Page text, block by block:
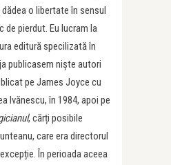
o libertate în sensul
de pierdut. Eu lucram la
editură specilizată în
publicasem niște autori
pe James Joyce cu
Ivănescu, în 1984, apoi pe
, cărți posibile
care era directorul
În perioada aceea